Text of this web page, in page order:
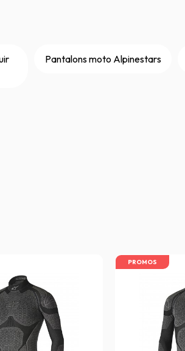
Pantalons moto Alpinestars
PROMOS